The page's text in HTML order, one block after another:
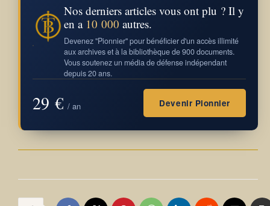
Nos derniers articles vous ont plu ? Il y
en a 10 000 autres.
Devenez "Pionnier" pour bénéficier d'un accès illimité
aux archives et à la bibliothèque de 900 documents.
Vous soutenez un média de défense indépendant
depuis 20 ans.
29 € / an Devenir Pionnier